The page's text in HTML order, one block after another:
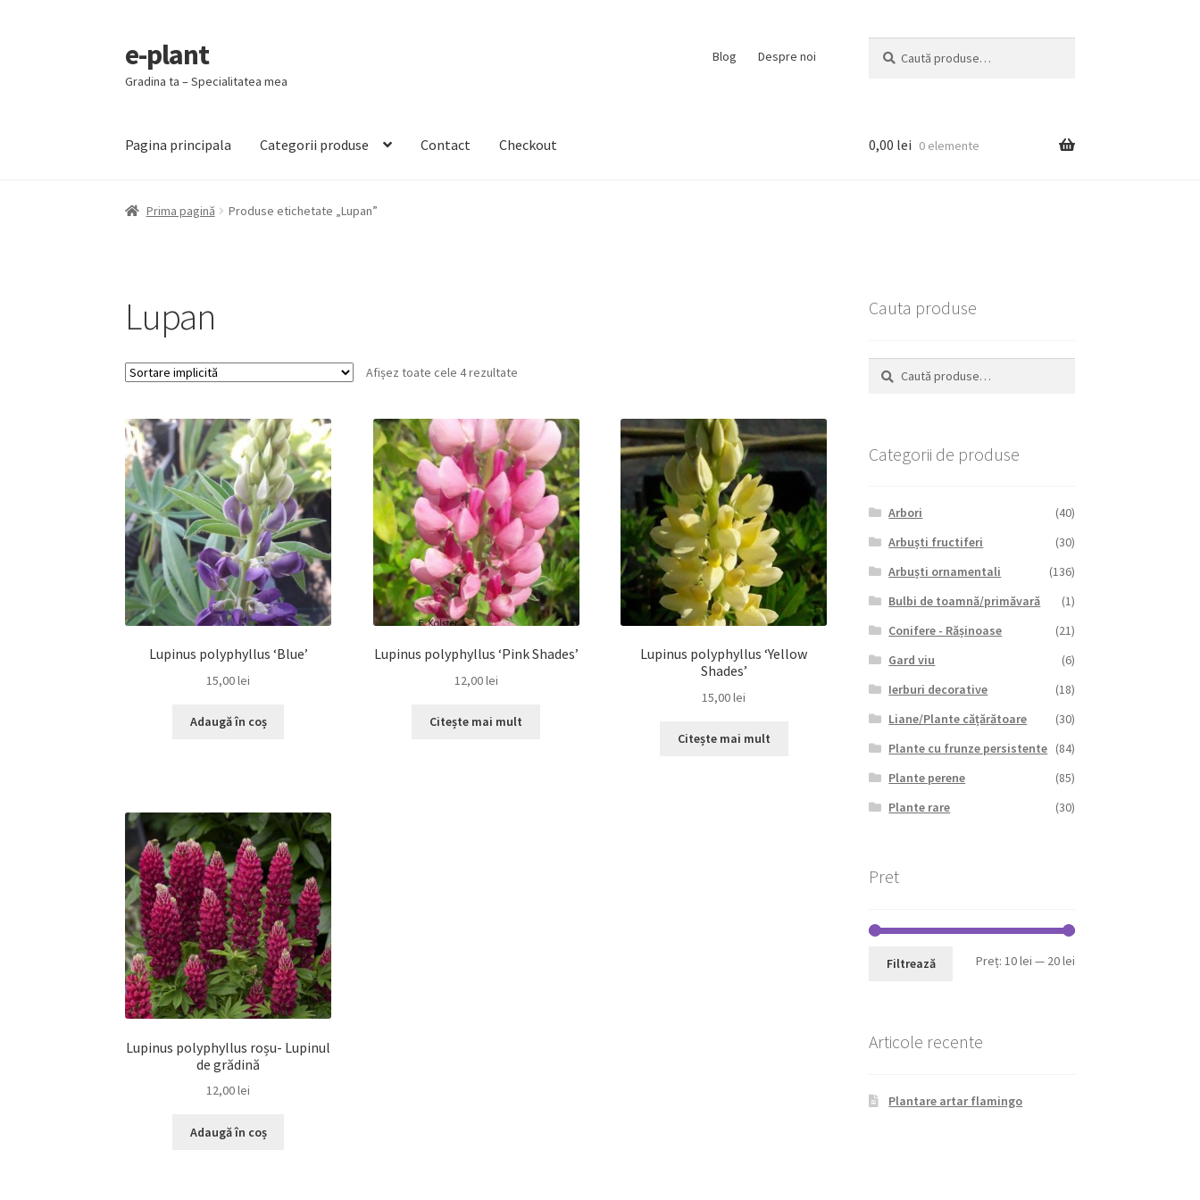
Sari
la
navigare
Sari
la
conținut
e-plant
Gradina ta – Specialitatea mea
Blog Despre noi
după:
Pagina principala Categorii produse Contact Checkout 0,00 lei 0 elemente
Prima pagină Produse etichetate „Lupan”
Lupan
Afișez toate cele 4 rezultate
Lupinus polyphyllus ‘Blue’
15,00lei
Adaugă în coș
Lupinus polyphyllus ‘Pink Shades’
12,00lei
Citește mai mult
Lupinus polyphyllus ‘Yellow
Shades’
15,00lei
Citește mai mult
Lupinus polyphyllus roșu- Lupinul
de grădină
12,00lei
Adaugă în coș
Cauta produse
Caută
după:
Caută
Categorii de produse
Arbori
(40)
Arbuști fructiferi
(30)
Arbuști ornamentali
(136)
Bulbi de toamnă/primăvară
(1)
Conifere - Rășinoase
(21)
Gard viu
(6)
Ierburi decorative
(18)
Liane/Plante cățărătoare
(30)
Plante cu frunze persistente (84)
Plante perene
(85)
Plante rare
(30)
Pret
Preț
Preț
Filtrează Preț: 10 lei — 20 lei
Articole recente
Plantare artar flamingo